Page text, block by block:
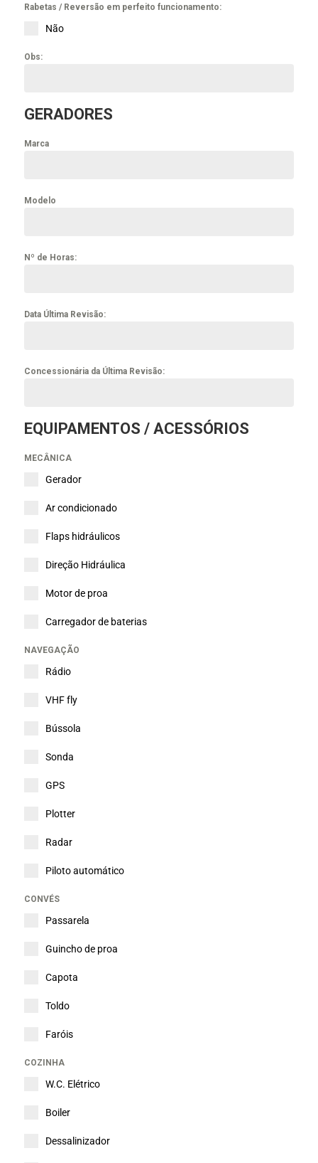
Rabetas / Reversão em perfeito funcionamento:
Não
Obs:
GERADORES
Marca
Modelo
Nº de Horas:
Data Última Revisão:
Concessionária da Última Revisão:
EQUIPAMENTOS / ACESSÓRIOS
MECÂNICA
Gerador
Ar condicionado
Flaps hidráulicos
Direção Hidráulica
Motor de proa
Carregador de baterias
NAVEGAÇÃO
Rádio
VHF fly
Bússola
Sonda
GPS
Plotter
Radar
Piloto automático
CONVÉS
Passarela
Guincho de proa
Capota
Toldo
Faróis
COZINHA
W.C. Elétrico
Boiler
Dessalinizador